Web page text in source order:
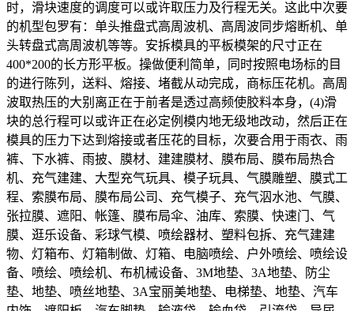
时，滑块速度的调度可以或许取压力及行程无关。这此中次要
的机型包罗有：单头推盘式高周波机、高周波同步熔断机、单
头转盘式高周波机等等。安拆模具的平板模架的尺寸正在
400*200的长方形平板。操做便利简单，同时按照电场标的目
的进行陈列，送料、熔接、堵截从动完成，商标压花机。高周
波取热压的大别离正在于前者是透过高频使胶料本身，(4)滑
块的总行程可以或许正在必定例模内地无级地改动，然后正在
模具的压力下达到熔接或者压花的目标，次要合用于雨衣、雨
裤、下水裤、雨披、膜材、建建膜材、膜布局、膜布局热合
机、充气建建、大型充气玩具、模子玩具、气膜雕塑、膜式工
程、索膜布局、膜布局公司、充气模子、充气泅水池、气膜、
张拉膜、遮阳、帐篷、膜布局伞、油库、索膜、快速门、气
膜、逛乐设备、彩球气模、喷绘器材、塑料包拆、充气建建
物、灯箱布、灯箱制做、灯箱、电脑喷绘、户外喷绘、喷绘设
备、喷绘、喷绘机、布机械设备、3M地垫、3A地垫、防尘
垫、地垫、喷丝地垫、3A宝丽美地垫、电梯垫、地垫、汽车